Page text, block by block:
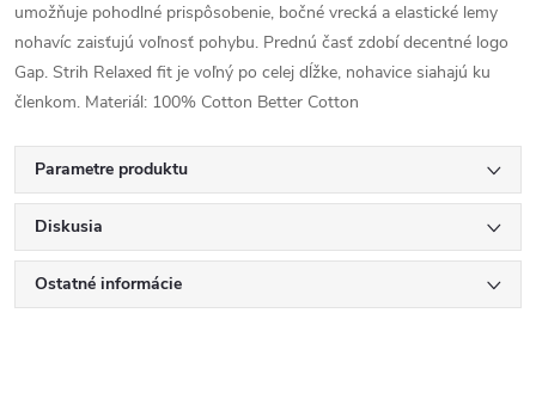
umožňuje pohodlné prispôsobenie, bočné vrecká a elastické lemy
nohavíc zaisťujú voľnosť pohybu. Prednú časť zdobí decentné logo
Gap. Strih Relaxed fit je voľný po celej dĺžke, nohavice siahajú ku
členkom. Materiál: 100% Cotton Better Cotton
Parametre produktu
Diskusia
Ostatné informácie